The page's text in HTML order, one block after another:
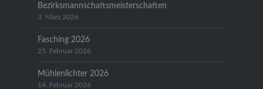
Bezirksmannschaftsmeisterschaften
3. März 2026
Fasching 2026
25. Februar 2026
Mühlenlichter 2026
14. Februar 2026